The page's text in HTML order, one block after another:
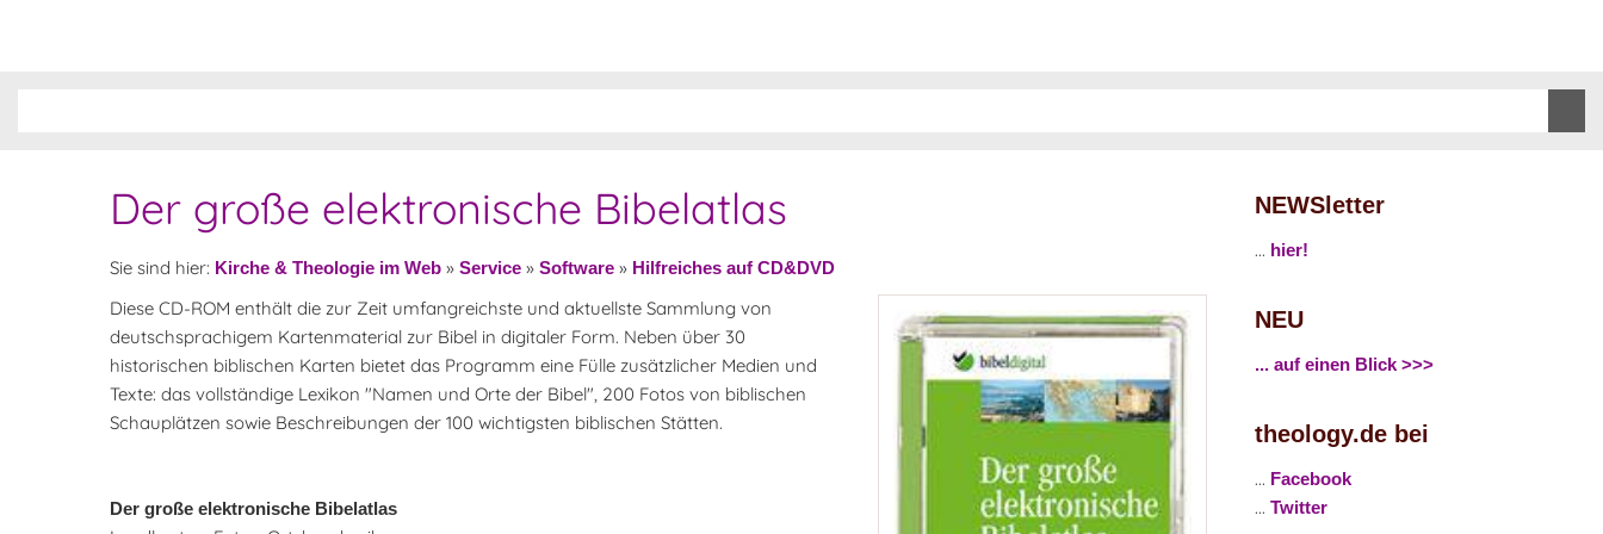
Der große elektronische Bibelatlas
Sie sind hier: Kirche & Theologie im Web » Service » Software » Hilfreiches auf CD&DVD
Diese CD-ROM enthält die zur Zeit umfangreichste und aktuellste Sammlung von
deutschsprachigem Kartenmaterial zur Bibel in digitaler Form. Neben über 30
historischen biblischen Karten bietet das Programm eine Fülle zusätzlicher Medien und
Texte: das vollständige Lexikon "Namen und Orte der Bibel", 200 Fotos von biblischen
Schauplätzen sowie Beschreibungen der 100 wichtigsten biblischen Stätten.
Der große elektronische Bibelatlas
NEWSletter
... hier!
NEU
... auf einen Blick >>>
theology.de bei
... Facebook
... Twitter